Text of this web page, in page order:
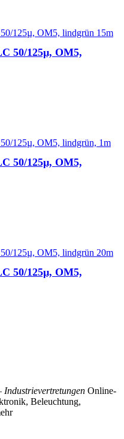
50/125µ, OM5,
50/125µ, OM5,
50/125µ, OM5,
Industrievertretungen Online-
Beleuchtung,